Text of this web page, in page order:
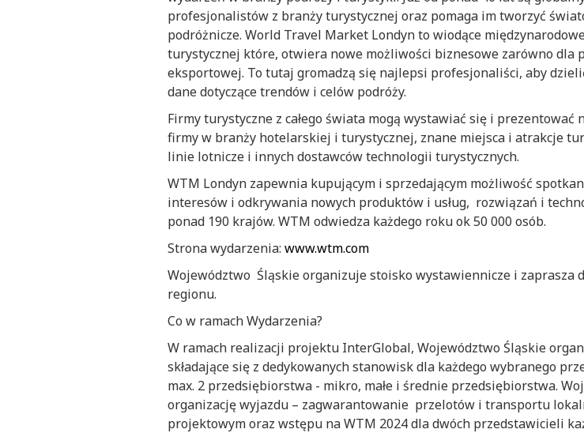
profesjonalistów z branży turystycznej oraz pomaga im tworzyć
podróżnicze. World Travel Market Londyn to wiodące
turystycznej które, otwiera nowe możliwości biznesowe zarówno
eksportowej. To tutaj gromadzą się najlepsi profesjonaliści, aby
dane dotyczące trendów i celów podróży.
Firmy turystyczne z całego świata mogą wystawiać się i
firmy w branży hotelarskiej i turystycznej, znane miejsca i atrakcje
linie lotnicze i innych dostawców technologii turystycznych.
WTM Londyn zapewnia kupującym i sprzedającym możliwość
interesów i odkrywania nowych produktów i usług, rozwiązań i
ponad 190 krajów. WTM odwiedza każdego roku ok 50 000 osób.
Strona wydarzenia: www.wtm.com
Województwo Śląskie organizuje stoisko wystawiennicze i zaprasza
regionu.
Co w ramach Wydarzenia?
W ramach realizacji projektu InterGlobal, Województwo Śląskie
składające się z dedykowanych stanowisk dla każdego wybranego
max. 2 przedsiębiorstwa - mikro, małe i średnie przedsiębiorstwa.
organizację wyjazdu – zagwarantowanie przelotów i transportu
projektowym oraz wstępu na WTM 2024 dla dwóch przedstawicieli